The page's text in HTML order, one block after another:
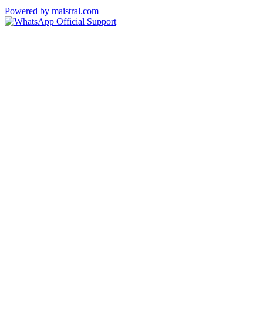
Powered by maistral.com